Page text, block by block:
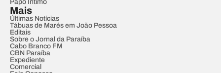
Papo Íntimo
Mais
Últimas Notícias
Tábuas de Marés em João Pessoa
Editais
Sobre o Jornal da Paraíba
Cabo Branco FM
CBN Paraíba
Expediente
Comercial